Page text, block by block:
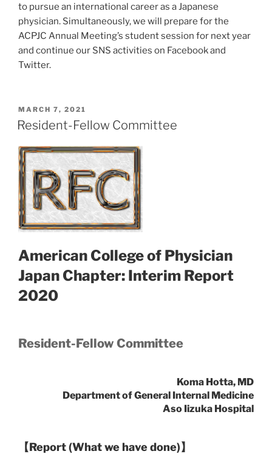
to pursue an international career as a Japanese
physician. Simultaneously, we will prepare for the
ACPJC Annual Meeting’s student session for next year
and continue our SNS activities on Facebook and
Twitter.
POSTED
ON
MARCH 7, 2021
Resident-Fellow Committee
American College of Physician
Japan Chapter: Interim Report
2020
Resident-Fellow Committee
Koma Hotta, MD
Department of General Internal Medicine
Aso Iizuka Hospital
【Report (What we have done)】